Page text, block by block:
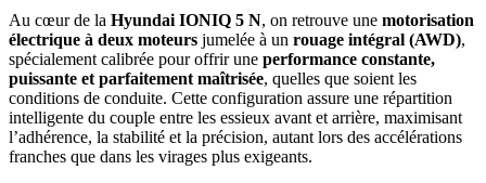
Au cœur de la Hyundai IONIQ 5 N, on retrouve une motorisation
électrique à deux moteurs jumelée à un rouage intégral (AWD),
spécialement calibrée pour offrir une performance constante,
puissante et parfaitement maîtrisée, quelles que soient les
conditions de conduite. Cette configuration assure une répartition
intelligente du couple entre les essieux avant et arrière, maximisant
l’adhérence, la stabilité et la précision, autant lors des accélérations
franches que dans les virages plus exigeants.